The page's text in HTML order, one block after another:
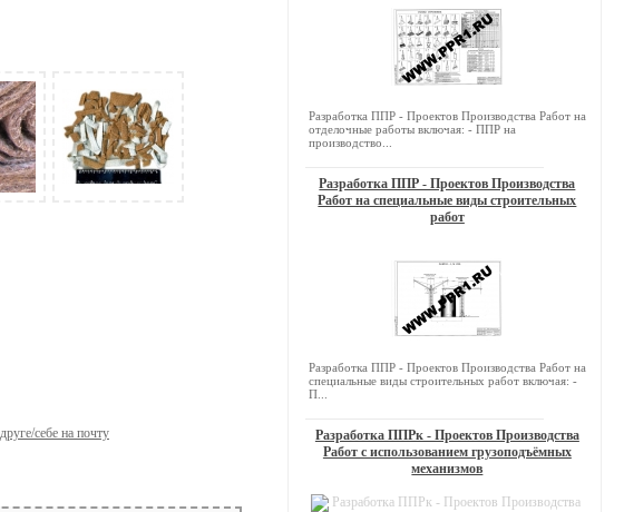
себе на почту
Разработка ППР - Проектов Производства Работ на
отделочные работы включая: - ППР на
производство...
Разработка ППР - Проектов Производства
Работ на специальные виды строительных
работ
Разработка ППР - Проектов Производства Работ на
специальные виды строительных работ включая: -
П...
Разработка ППРк - Проектов Производства
Работ с использованием грузоподъёмных
механизмов